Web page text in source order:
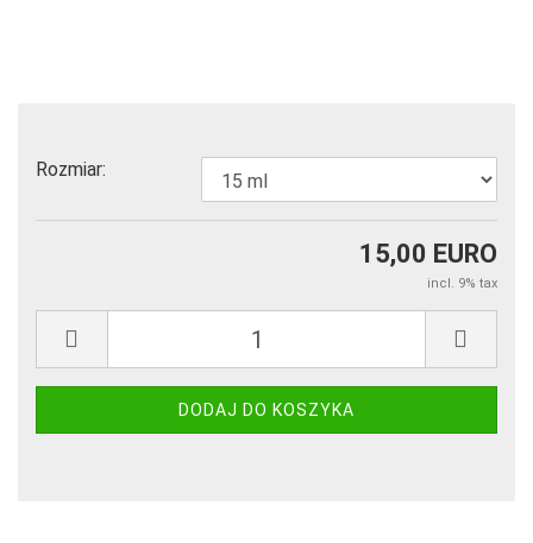
Rozmiar:
15,00 EURO
incl. 9% tax